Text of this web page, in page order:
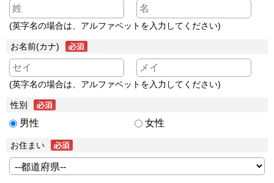
(英字名の場合は、アルファベットを入力してください)
お名前(カナ)
(英字名の場合は、アルファベットを入力してください)
性別
男性 女性
お住まい